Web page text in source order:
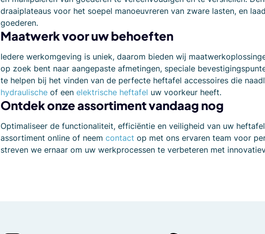
draaiplateaus voor het soepel manoeuvreren van zware lasten, en
goederen.
Maatwerk voor uw behoeften
Iedere werkomgeving is uniek, daarom bieden wij
op zoek bent naar aangepaste afmetingen, speciale
te helpen bij het vinden van de perfecte heftafel accessoires die
hydraulischeof een elektrische heftafel uw voorkeur heeft.
Ontdek onze assortiment vandaag nog
Optimaliseer de functionaliteit, efficiëntie en veiligheid van uw
assortiment online of neem contact op met ons ervaren team voor
streven we ernaar om uw werkprocessen te verbeteren met